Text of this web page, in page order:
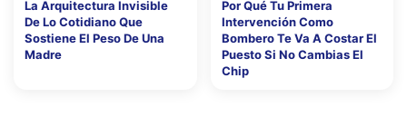
La Arquitectura Invisible
De Lo Cotidiano Que
Sostiene El Peso De Una
Madre
Por Qué Tu Primera
Intervención Como
Bombero Te Va A Costar El
Puesto Si No Cambias El
Chip